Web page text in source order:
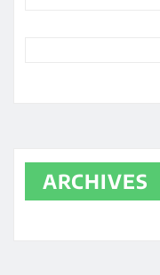
ARCHIVES